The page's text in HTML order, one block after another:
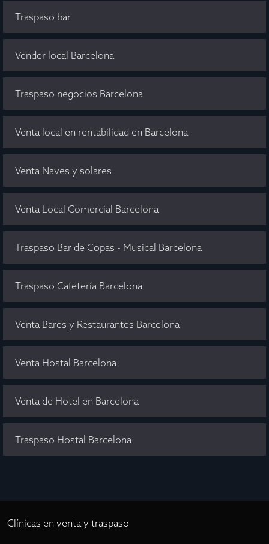
Traspaso bar
Vender local Barcelona
Traspaso negocios Barcelona
Venta local en rentabilidad en Barcelona
Venta Naves y solares
Venta Local Comercial Barcelona
Traspaso Bar de Copas - Musical Barcelona
Traspaso Cafetería Barcelona
Venta Bares y Restaurantes Barcelona
Venta Hostal Barcelona
Venta de Hotel en Barcelona
Traspaso Hostal Barcelona
Clínicas en venta y traspaso